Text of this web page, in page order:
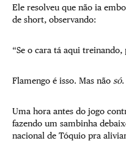
Ele resolveu que não ia
de short, observando:
“Se o cara tá aqui
Flamengo é isso. Mas não só.
Uma hora antes do jogo
fazendo um sambinha
nacional de Tóquio pra